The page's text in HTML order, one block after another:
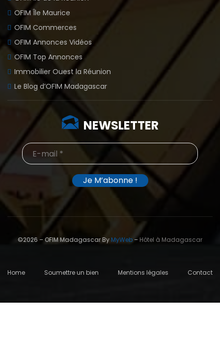
OFIM Île Maurice
OFIM Commerces
OFIM Annonces Vidéos
OFIM Top Annonces
Immobilier Ouest la Réunion
Le Blog d’OFIM Madagascar
NEWSLETTER
©2026 – OFIM Madagascar By MyWeb– Hôtel à Madagascar
Home Soumettre un bien Mentions légales Contact